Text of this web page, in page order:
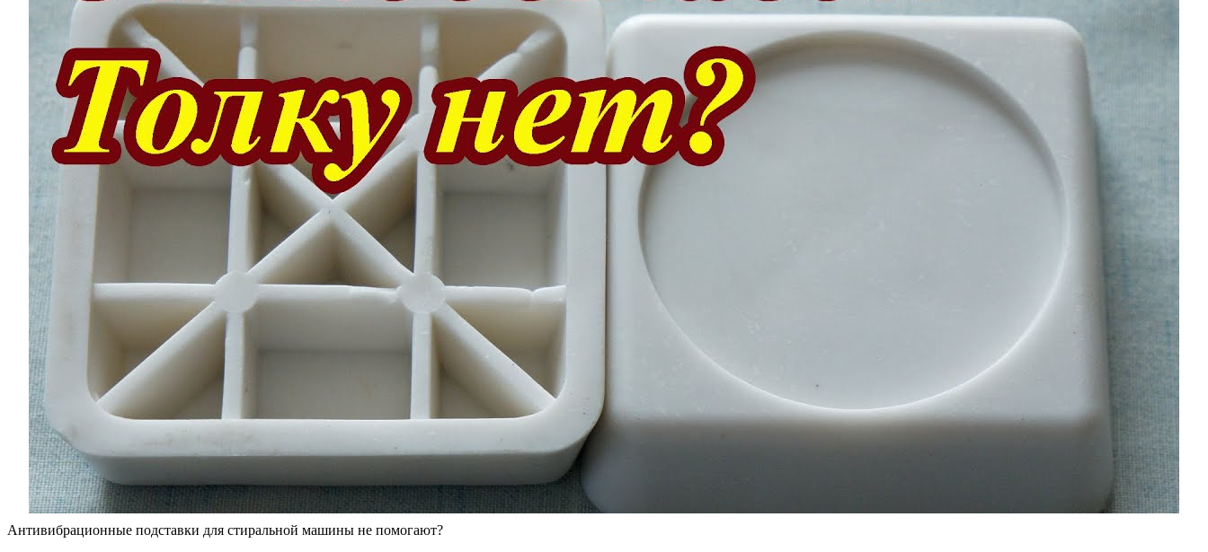
Антивибрационные подставки для стиральной машины не помогают?